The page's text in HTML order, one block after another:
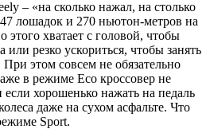
– «на сколько нажал, на столько
лошадок и 270 ньютон-метров на
этого хватает с головой, чтобы
резко ускориться, чтобы занять
этом совсем не обязательно
в режиме Eco кроссовер не
хорошенько нажать на педаль
даже на сухом асфальте. Что
Sport.